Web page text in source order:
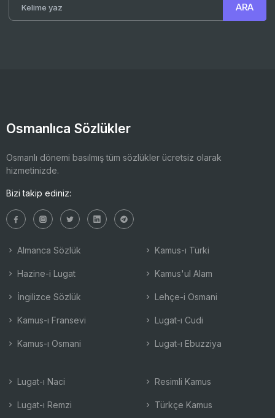
Osmanlıca Sözlükler
Osmanlı dönemi basılmış tüm sözlükler ücretsiz olarak
hizmetinizde.
Bizi takip ediniz:
Almanca Sözlük
Hazine-i Lugat
İngilizce Sözlük
Kamus-ı Fransevi
Kamus-ı Osmani
Kamus-ı Türki
Kamus'ul Alam
Lehçe-i Osmani
Lugat-ı Cudi
Lugat-ı Ebuzziya
Lugat-ı Naci
Lugat-ı Remzi
Resimli Kamus
Türkçe Kamus